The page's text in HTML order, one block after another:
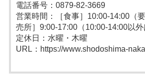
電話番号：0879-82-3669
営業時間：［食事］10:00-14:00（
売所］9:00-17:00（10:00-14:00以外
定休日：水曜・木曜
URL：https://www.shodoshima-